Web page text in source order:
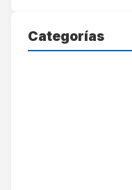
Categorías